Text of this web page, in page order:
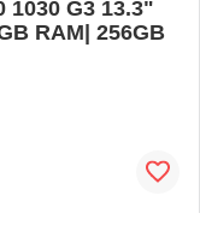
1030 G3 13.3"
RAM| 256GB